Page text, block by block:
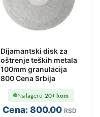
Dijamantski disk za
oštrenje teških metala
100mm granulacija
800 Cena Srbija
Cena:800.00 RSD
Na lageru 20+ kom